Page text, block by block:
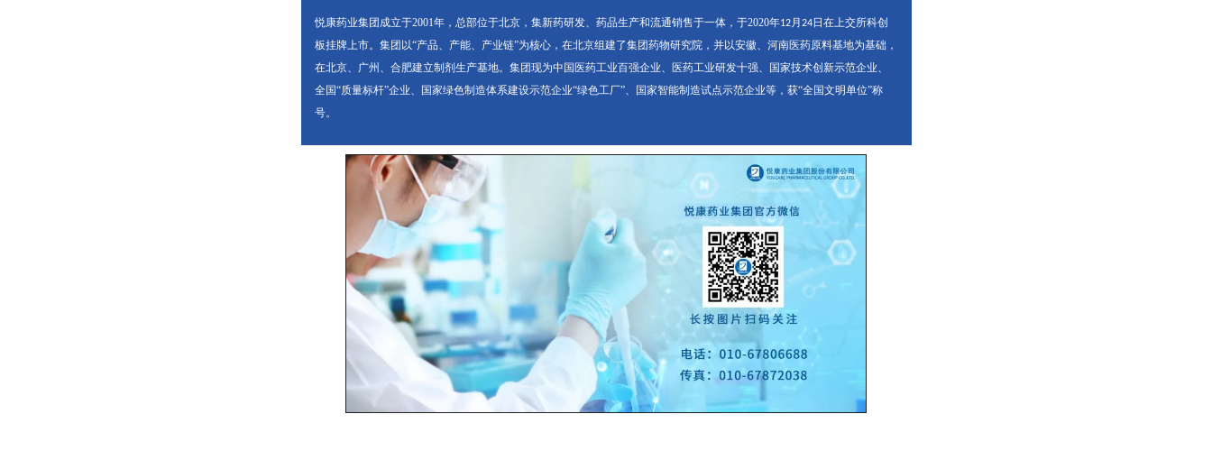
悦康药业集团成立于2001年，总部位于北京，集新药研发、药品生产和流通销售于一体，于2020年12月 24日在上交所科创
板挂牌上市。集团以“产品、产能、产业链”为核心，在北京组建了集团药物研究院，并以安徽、河南医药原料基地为基础，
在北京、广州、合肥建立制剂生产基地。集团现为中国医药工业百强企业、医药工业研发十强、国家技术创新示范企业、
全国“质量标杆”企业、国家绿色制造体系建设示范企业“绿色工厂”、国家智能制造试点示范企业等，获“全国文明单位”称
号。